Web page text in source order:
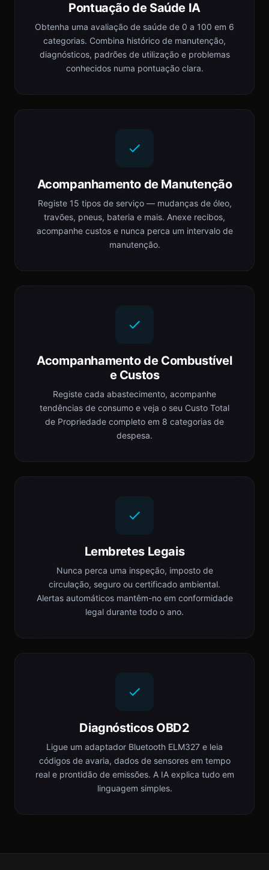
Pontuação de Saúde IA
Obtenha uma avaliação de saúde de 0 a 100 em 6
categorias. Combina histórico de manutenção,
diagnósticos, padrões de utilização e problemas
conhecidos numa pontuação clara.
Acompanhamento de Manutenção
Registe 15 tipos de serviço — mudanças de óleo,
travões, pneus, bateria e mais. Anexe recibos,
acompanhe custos e nunca perca um intervalo de
manutenção.
Acompanhamento de Combustível
e Custos
Registe cada abastecimento, acompanhe
tendências de consumo e veja o seu Custo Total
de Propriedade completo em 8 categorias de
despesa.
Lembretes Legais
Nunca perca uma inspeção, imposto de
circulação, seguro ou certificado ambiental.
Alertas automáticos mantêm-no em conformidade
legal durante todo o ano.
Diagnósticos OBD2
Ligue um adaptador Bluetooth ELM327 e leia
códigos de avaria, dados de sensores em tempo
real e prontidão de emissões. A IA explica tudo em
linguagem simples.